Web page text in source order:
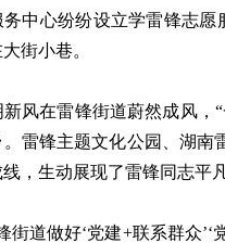
中心纷纷设立学雷锋志愿
街小巷。
在雷锋街道蔚然成风，“
雷锋主题文化公园、湖南
，生动展现了雷锋同志平
道做好‘党建+联系群众’‘